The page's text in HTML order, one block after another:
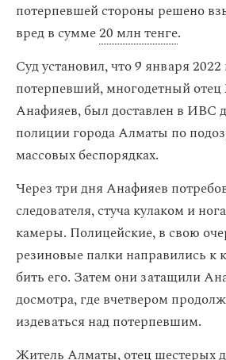
потерпевшей стороны решено
вред в сумме20 млн тенге.
Суд установил, что 9 января 2022
потерпевший, многодетный
Анафияев, был доставлен в ИВС
полиции города Алматы по
массовых беспорядках.
Через три дня Анафияев
следователя, стуча кулаком и
камеры. Полицейские, в свою
резиновые палки направились к
бить его. Затем они затащили
досмотра, где вчетвером
издеваться над потерпевшим.
Житель Алматы, отец шестерых